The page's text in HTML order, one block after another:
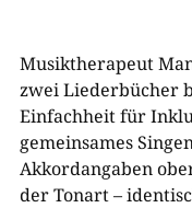
Musiktherapeut
zwei Liederbücher
Einfachheit für
gemeinsames
Akkordangaben
der Tonart –